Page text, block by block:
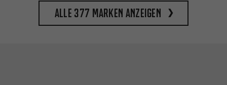
Alle 377 Marken anzeigen